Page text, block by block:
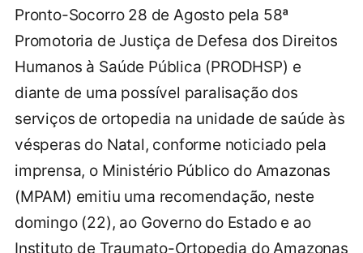
Pronto-Socorro 28 de Agosto pela 58ª
Promotoria de Justiça de Defesa dos Direitos
Humanos à Saúde Pública (PRODHSP) e
diante de uma possível paralisação dos
serviços de ortopedia na unidade de saúde às
vésperas do Natal, conforme noticiado pela
imprensa, o Ministério Público do Amazonas
(MPAM) emitiu uma recomendação, neste
domingo (22), ao Governo do Estado e ao
Instituto de Traumato-Ortopedia do Amazonas